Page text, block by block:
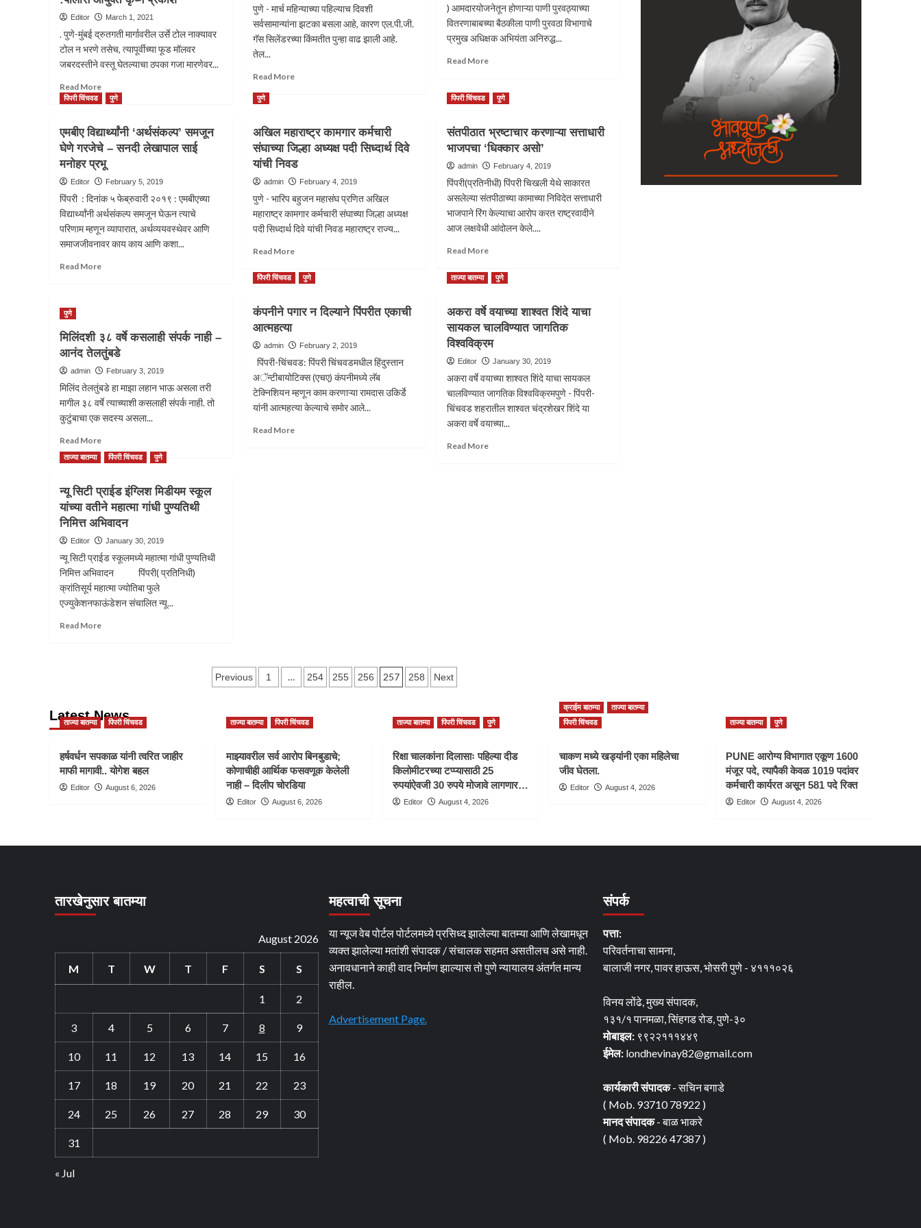
Editor March 1, 2021
. पुणे-मुंबई द्रुतगती मार्गावरील उर्से टोल नाक्यावर
टोल न भरणे तसेच, त्यापूर्वीच्या फूड मॉलवर
जबरदस्तीने वस्तू घेतल्याचा ठपका गजा मारणेवर...
Read MoreRead
more
कुख्यात
गुंड
मारणेवर
मोक्का
कायद्यांतर्गत
करण्याचा
प्रयत्न
करणार
:पोलीस
कृष्ण
पुणे - मार्च महिन्याच्या पहिल्याच दिवशी
सर्वसामान्यांना झटका बसला आहे, कारण एल.पी.जी.
गॅस सिलेंडरच्या किंमतीत पुन्हा वाढ झाली आहे.
तेल...
Read MoreRead
पुन्हा
झटका,
चार
दिवसांत
दुसऱ्यांदा
गॅसच्या
किंमती
२५
) आमदारयोजनेतून होणाऱ्या पाणी पुरवठ्याच्या
वितरणाबाबच्या बैठकीला पाणी पुरवठा विभागाचे
प्रमुख अधिक्षक अभियंता अनिरुद्ध...
Read MoreRead
पुणे
धानोरी,लोहगाव
भागाला
पाणी
मिळणार:आ
सुनील
टिंगरे
पिंपरी चिंचवड पुणे
एमबीए विद्यार्थ्यांनी ‘अर्थसंकल्प’ समजून
घेणे गरजेचे – सनदी लेखापाल साई
मनोहर प्रभू
Editor February 5, 2019
पिंपरी : दिनांक ५ फेब्रुवारी २०१९ : एमबीएच्या
विद्यार्थ्यांनी अर्थसंकल्प समजून घेऊन त्याचे
परिणाम म्हणून व्यापारात, अर्थव्ययवस्थेवर आणि
समाजजीवनावर काय काय आणि कशा...
Read MoreRead
‘अर्थसंकल्प’
समजून
घेणे
गरजेचे
–
सनदी
लेखापाल
साई
पुणे
अखिल महाराष्ट्र कामगार कर्मचारी
संघाच्या जिल्हा अध्यक्ष पदी सिध्दार्थ दिवे
यांची निवड
admin February 4, 2019
पुणे - भारिप बहुजन महासंघ प्रणित अखिल
महाराष्ट्र कामगार कर्मचारी संघाच्या जिल्हा अध्यक्ष
पदी सिध्दार्थ दिवे यांची निवड महाराष्ट्र राज्य...
Read MoreRead
about
कामगार
संघाच्या
अध्यक्ष
पदी
सिध्दार्थ
दिवे
निवड
पिंपरी चिंचवड पुणे
संतपीठात भ्रष्टाचार करणाऱ्या सत्ताधारी
भाजपचा ‘धिक्कार असो’
admin February 4, 2019
पिंपरी(प्रतिनीधी) पिंपरी चिखली येथे साकारत
असलेल्या संतपीठाच्या कामाच्या निविदेत सत्ताधारी
भाजपाने रिंग केल्याचा आरोप करत राष्ट्रवादीने
आज लक्षवेधी आंदोलन केले....
Read MoreRead
about
करणाऱ्या
सत्ताधारी
भाजपचा
असो’
पुणे
मिलिंदशी ३८ वर्षे कसलाही संपर्क नाही –
आनंद तेलतुंबडे
admin February 3, 2019
मिलिंद तेलतुंबडे हा माझा लहान भाऊ असला तरी
मागील ३८ वर्षे त्याच्याशी कसलाही संपर्क नाही. तो
कुटुंबाचा एक सदस्य असला...
Read MoreRead
more
about
३८
वर्षे
कसलाही
संपर्क
नाही
–
आनंद
पिंपरी चिंचवड पुणे
कंपनीने पगार न दिल्याने पिंपरीत एकाची
आत्महत्या
admin February 2, 2019
पिंपरी-चिंचवड: पिंपरी चिंचवडमधील हिंदुस्तान
अॅन्टीबायोटिक्स (एचए) कंपनीमध्ये लॅब
टेक्निशियन म्हणून काम करणाऱ्या रामदास उकिर्डे
यांनी आत्महत्या केल्याचे समोर आले...
Read MoreRead
ताज्या बातम्या पुणे
अकरा वर्षे वयाच्या शाश्वत शिंदे याचा
सायकल चालविण्यात जागतिक
विश्वविक्रम
Editor January 30, 2019
अकरा वर्षे वयाच्या शाश्वत शिंदे याचा सायकल
चालविण्यात जागतिक विश्वविक्रमपुणे - पिंपरी-
चिंचवड शहरातील शाश्वत चंद्रशेखर शिंदे या
अकरा वर्षे वयाच्या...
Read MoreRead
ताज्या बातम्या पिंपरी चिंचवड पुणे
न्यू सिटी प्राईड इंग्लिश मिडीयम स्कूल
यांच्या वतीने महात्मा गांधी पुण्यतिथी
निमित्त अभिवादन
Editor January 30, 2019
न्यू सिटी प्राईड स्कूलमध्ये महात्मा गांधी पुण्यतिथी
निमित्त अभिवादन पिंपरी( प्रतिनिधी)
क्रांतिसूर्य महात्मा ज्योतिबा फुले
एज्युकेशनफाऊंडेशन संचालित न्यू...
Read MoreRead
मिडीयम
स्कूल
वतीने
महात्मा
पुण्यतिथी
Posts
Previous 1 … 254 255 256 257 258 Next
Latest News
ताज्या बातम्या पिंपरी चिंचवड
हर्षवर्धन सपकाळ यांनी त्वरित जाहीर
माफी मागावी.. योगेश बहल
Editor August 6, 2026
ताज्या बातम्या पिंपरी चिंचवड
माझ्यावरील सर्व आरोप बिनबुडाचे;
कोणाचीही आर्थिक फसवणूक केलेली
नाही – दिलीप चोरडिया
Editor August 6, 2026
ताज्या बातम्या पिंपरी चिंचवड पुणे
रिक्षा चालकांना दिलासाः पहिल्या दीड
किलोमीटरच्या टप्प्यासाठी 25
रुपयांऐवजी 30 रुपये मोजावे लागणार…
Editor August 4, 2026
क्राईम बातम्या
ताज्या बातम्या
पिंपरी चिंचवड
चाकण मध्ये खड्यांनी एका महिलेचा
जीव घेतला.
Editor August 4, 2026
ताज्या बातम्या पुणे
PUNE आरोग्य विभागात एकूण 1600
मंजूर पदे, त्यापैकी केवळ 1019 पदांवर
कर्मचारी कार्यरत असून 581 पदे रिक्त
Editor August 4, 2026
तारखेनुसार बातम्या
August 2026
M T W T F S S
1 2
3 4 5 6 7 8 9
10 11 12 13 14 15 16
17 18 19 20 21 22 23
24 25 26 27 28 29 30
31
« Jul
महत्वाची सूचना
या न्यूज वेब पोर्टल पोर्टलमध्ये प्रसिध्द झालेल्या बातम्या आणि लेखामधून
व्यक्त झालेल्या मतांशी संपादक / संचालक सहमत असतीलच असे नाही.
अनावधानाने काही वाद निर्माण झाल्यास तो पुणे न्यायालय अंतर्गत मान्य
राहील.
Advertisement Page.
संपर्क
पत्ता:
परिवर्तनाचा सामना,
बालाजी नगर, पावर हाऊस, भोसरी पुणे - ४१११०२६
विनय लोंढे, मुख्य संपादक,
१३१/१ पानमळा, सिंहगड रोड, पुणे-३०
मोबाइल:९९२२१११४४९
ईमेल: londhevinay82@gmail.com
कार्यकारी संपादक- सचिन बगाडे
( Mob. 93710 78922 )
मानद संपादक- बाळ भाकरे
( Mob. 98226 47387 )